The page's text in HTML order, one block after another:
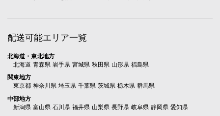
配送可能エリア一覧
北海道・東北地方
北海道 青森県 岩手県 宮城県 秋田県 山形県 福島県
関東地方
東京都 神奈川県 埼玉県 千葉県 茨城県 栃木県 群馬県
中部地方
新潟県 富山県 石川県 福井県 山梨県 長野県 岐阜県 静岡県 愛知県